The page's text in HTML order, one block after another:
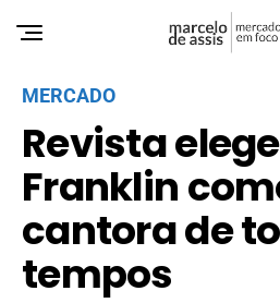
MERCADO
Revista
Franklin
cantora de
tempos